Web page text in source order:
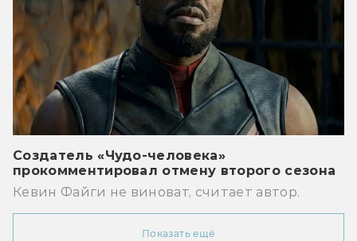
Создатель «Чудо-человека»
прокомментировал отмену второго сезона
Кевин Файги не виноват, считает автор.
Показать ещё